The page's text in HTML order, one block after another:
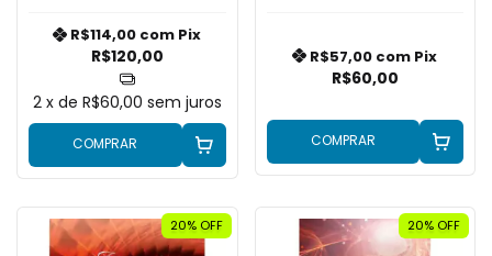
R$120,00
R$114,00 com Pix
2 x de R$60,00 sem juros
COMPRAR
R$60,00
R$57,00 com Pix
COMPRAR
20% OFF 20% OFF